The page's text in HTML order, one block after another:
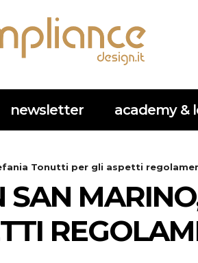
newsletter academy &
Tonutti per gli aspetti